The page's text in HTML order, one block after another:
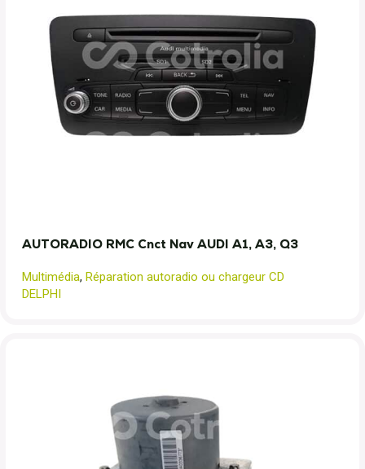
AUTORADIO RMC Cnct Nav AUDI A1, A3, Q3
Multimédia, Réparation autoradio ou chargeur CD
DELPHI